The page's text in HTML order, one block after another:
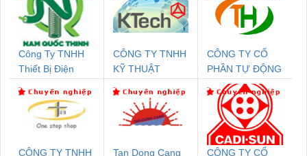
Công Ty TNHH
Thiết Bị Điện
CÔNG TY TNHH
KỸ THUẬT
NAM
CÔNG TY CỔ
PHẦN TỰ ĐỘNG
TIẾN HƯNG
CÔNG TY TNHH
Tan Dong Cang
CÔNG TY CỔ